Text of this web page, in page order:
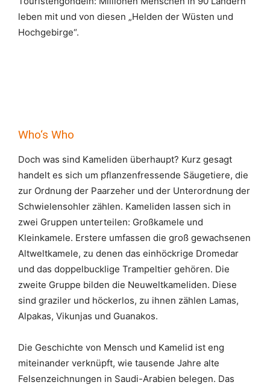
leben mit und von diesen „Helden der Wüsten und
Hochgebirge“.
Who‘s Who
Doch was sind Kameliden überhaupt? Kurz gesagt
handelt es sich um pflanzenfressende Säugetiere, die
zur Ordnung der Paarzeher und der Unterordnung der
Schwielensohler zählen. Kameliden lassen sich in
zwei Gruppen unterteilen: Großkamele und
Kleinkamele. Erstere umfassen die groß gewachsenen
Altweltkamele, zu denen das einhöckrige Dromedar
und das doppelbucklige Trampeltier gehören. Die
zweite Gruppe bilden die Neuweltkameliden. Diese
sind graziler und höckerlos, zu ihnen zählen Lamas,
Alpakas, Vikunjas und Guanakos.
Die Geschichte von Mensch und Kamelid ist eng
miteinander verknüpft, wie tausende Jahre alte
Felsenzeichnungen in Saudi-Arabien belegen. Das